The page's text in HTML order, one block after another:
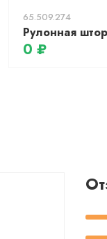
65.509.274
0 ₽